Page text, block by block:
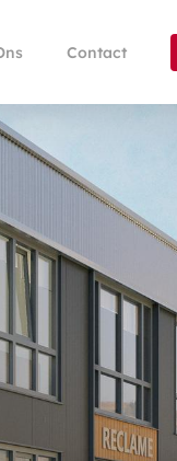
Contact